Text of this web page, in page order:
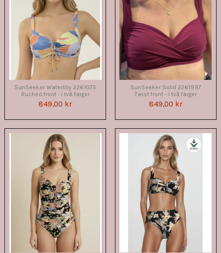
SunSeeker Waterlilly 2261075
Ruched front - i två färger
849,00 kr
SunSeeker Solid 2261997
Twist front - i två färger
849,00 kr